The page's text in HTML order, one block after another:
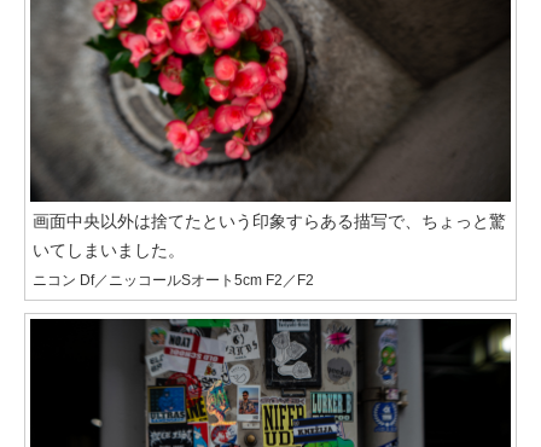
画面中央以外は捨てたという印象すらある描写で、ちょっと驚
いてしまいました。
ニコン Df／ニッコールSオート5cm F2／F2